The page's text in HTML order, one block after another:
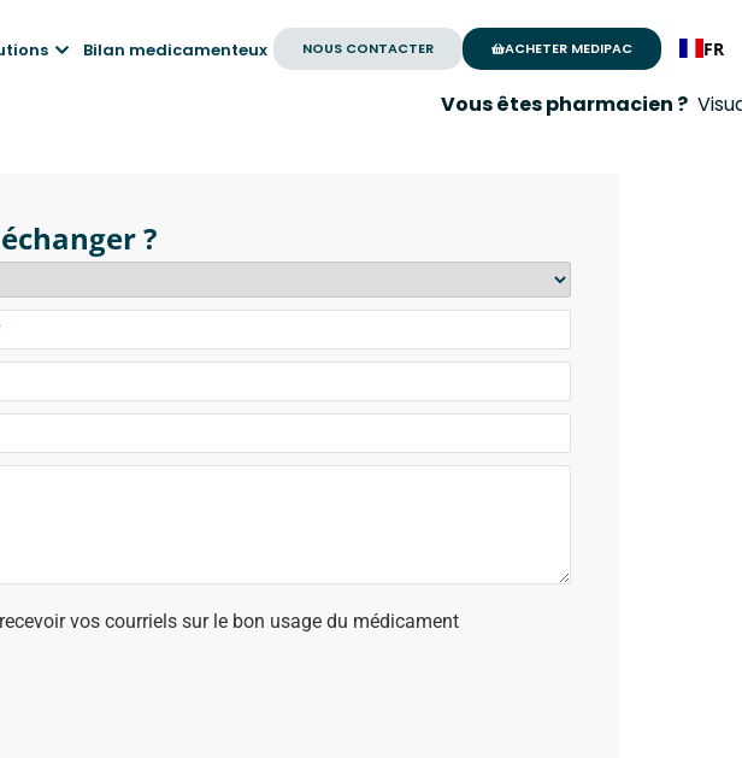
Bilan medicamenteux NOUS CONTACTER ACHETER MEDIPAC FR
Vous êtes pharmacien ?
?
vos courriels sur le bon usage du médicament